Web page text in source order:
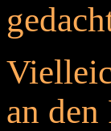
an den